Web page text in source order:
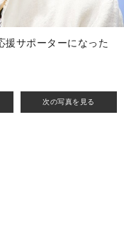
次の写真を見る
援サポーターになった